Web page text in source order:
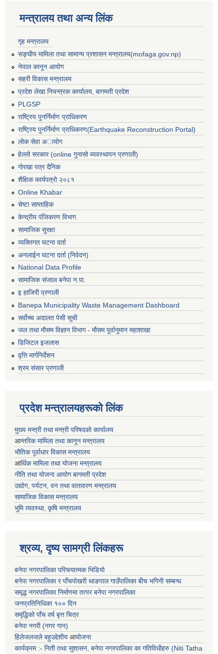
मन्त्रालय तथा अन्य लिंक
गृह मन्त्रालय
सङ्घीय मामिला तथा सामान्य प्रशासन मन्त्रालय(mofaga.gov.np)
नेपाल कानून आयोग
सहरी विकास मन्त्रालय
प्रदेश लेखा नियन्त्रक कार्यालय, बागमती प्रदेश
PLGSP
राष्ट्रिय पुनर्निर्माण प्राधिकरण
राष्ट्रिय पुनर्निर्माण प्राधिकरण(Earthquake Reconstruction Portal)
लोक सेवा अायोग
हेल्लो सरकार (online गुनासो ब्यवस्थापन प्रणाली)
गोरखा पत्र दैनिक
शैक्षिक कार्यपत्रो २०८१
Online Khabar
चेष्टा साप्ताहिक
केन्द्रीय पंजिकरण विभाग
सामाजिक सुरक्षा
व्यक्तिगत घटना दर्ता
अनलाईन घटना दर्ता (निवेदन)
National Data Profile
सामाजिक संजाल बनेपा न.पा.
इ हाजिरी प्रणाली
Banepa Municipality Waste Management Dashboard
सर्वोच्च अदालत पेसी सूची
जल तथा मौसम विज्ञान विभाग - मौसम पूर्वानुमान महाशाखा
डिजिटल इजलास
वृत्ति मार्गनिर्देशन
श्रम संसार प्रणाली
प्रदेश मन्त्रालयहरूको लिंक
मुख्य मन्त्री तथा मन्त्री परिषदको कार्यालय
आन्तरिक मामिला तथा कानून मन्त्रालय
भाैतिक पूर्वाधार विकास मन्त्रालय
आर्थिक मामिला तथा योजना मन्त्रालय
नीति तथा योजना आयोग बागमती प्रदेश
उद्योग, पर्यटन, वन तथा वातावरण मन्त्रालय
सामाजिक विकास मन्त्रालय
भुमि व्यवस्था, कृषि मन्त्रालय
श्रव्य, दृष्य सामग्री लिंकहरू
बनेपा नगरपालिका परिचयात्मक भिडियो
बनेपा नगरपालिका र पाँचपोखरी थाङपाल गाउँपालिका बीच भगिनी सम्बन्ध
समृद्ध नगरपालिका निर्माणमा तत्पर बनेपा नगरपालिका
जनप्रतिनिधिका १०० दिन
समृद्धिको पाँच वर्ष बृत्त चित्र
बनेपा नगरी (नगर गान)
हिलेजलजले बहुउद्देशीय आयोजना
कार्यक्रम :- निती तथा सुशासन, बनेपा नगरपालिका का गतिविधीहरु (Niti Tatha